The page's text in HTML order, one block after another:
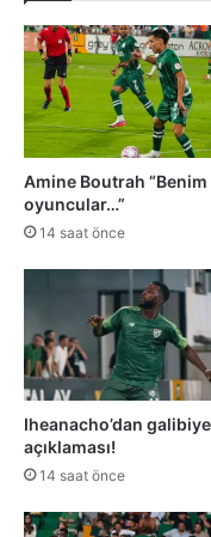
Amine Boutrah
oyuncular…”
14 saat önce
Iheanacho’dan
açıklaması!
14 saat önce